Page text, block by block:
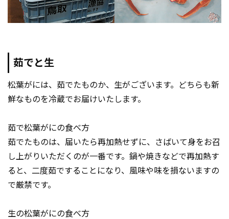
茹でと生
松葉がには、茹でたものか、生がございます。どちらも新
鮮なものを冷蔵でお届けいたします。
茹で松葉がにの食べ方
茹でたものは、届いたら再加熱せずに、さばいて身をお召
し上がりいただくのが一番です。鍋や焼きなどで再加熱す
ると、二度茹ですることになり、風味や味を損ないますの
で厳禁です。
生の松葉がにの食べ方